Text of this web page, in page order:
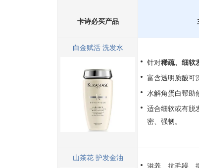
卡诗必买产品
白金赋活 洗发水
针对稀疏、细软
富含透明质酸可
水解角蛋白帮助
适合细软或有脱
密、强韧。
山茶花 护发金油
滋养、抗毛躁、